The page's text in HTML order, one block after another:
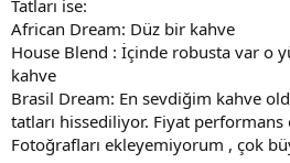
Tatları ise:
African Dream: Düz bir kahve
House Blend : İçinde robusta var o
kahve
Brasil Dream: En sevdiğim kahve
tatları hissediliyor. Fiyat performans
Fotoğrafları ekleyemiyorum , çok